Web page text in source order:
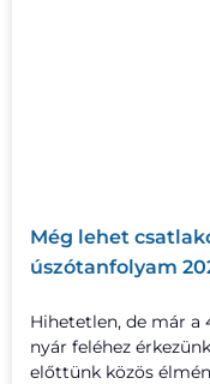
Még lehet
úszótanfolyam
Hihetetlen, de már a
nyár feléhez
előttünk közös